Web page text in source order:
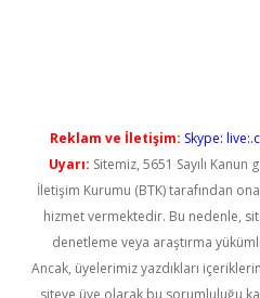
Reklam ve İletişim: Skype:
Uyarı: Sitemiz, 5651 Sayılı
İletişim Kurumu (BTK) tarafından
hizmet vermektedir. Bu nedenle,
denetleme veya araştırma
Ancak, üyelerimiz yazdıkları
siteye üye olarak bu sorumluluğu